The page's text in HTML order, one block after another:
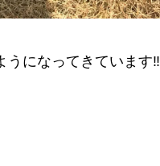
うになってきています‼️